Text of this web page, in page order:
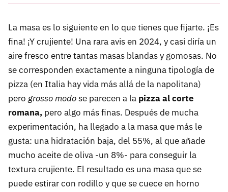
La masa es lo siguiente en lo que tienes que fijarte. ¡Es
fina! ¡Y crujiente! Una rara avis en 2024, y casi diría un
aire fresco entre tantas masas blandas y gomosas. No
se corresponden exactamente a ninguna tipología de
pizza (en Italia hay vida más allá de la napolitana)
pero grosso modose parecen a la pizza al corte
romana, pero algo más finas. Después de mucha
experimentación, ha llegado a la masa que más le
gusta: una hidratación baja, del 55%, al que añade
mucho aceite de oliva -un 8%- para conseguir la
textura crujiente. El resultado es una masa que se
puede estirar con rodillo y que se cuece en horno